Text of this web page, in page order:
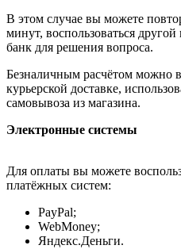
В этом случае вы можете
минут, воспользоваться
банк для решения вопроса.
Безналичным расчётом можно
курьерской доставке,
самовывоза из магазина.
Электронные системы
Для оплаты вы можете
платёжных систем:
PayPal;
WebMoney;
Яндекс.Деньги.